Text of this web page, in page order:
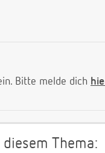
Bitte melde dich
Thema: